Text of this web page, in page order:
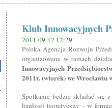
Klub Innowacyjnych
2011-09-12 12:29
Polska Agencja Rozwoju
organizowane w ramach
Innowacyjnych
2011r. (wtorek) we Wrocławiu
Spotkanie będzie składać się
bardziej teoretyczny - w